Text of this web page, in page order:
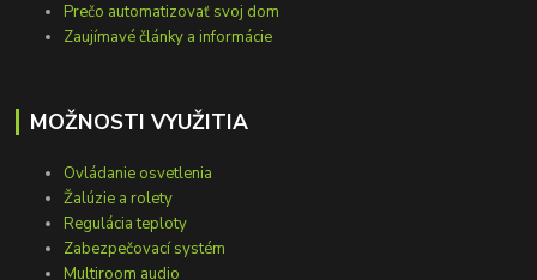
Prečo automatizovať svoj dom
Zaujímavé články a informácie
MOŽNOSTI VYUŽITIA
Ovládanie osvetlenia
Žalúzie a rolety
Regulácia teploty
Zabezpečovací systém
Multiroom audio